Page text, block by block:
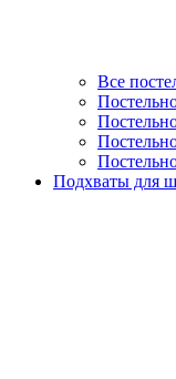
Все
Подхваты для